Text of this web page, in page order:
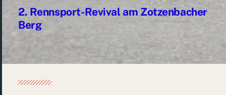
2. Rennsport-Revival am Zotzenbacher
Berg